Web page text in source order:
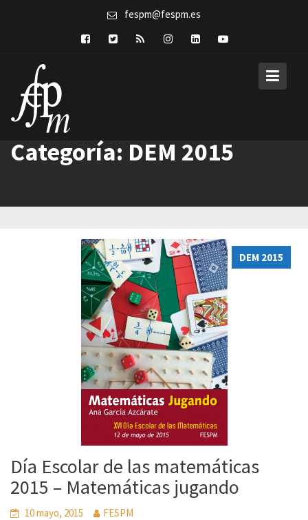
fespm@fespm.es
Categoría: DEM 2015
DEM 2015
Día Escolar de las matemáticas
2015 – Matemáticas jugando
10 mayo, 2015 FESPM